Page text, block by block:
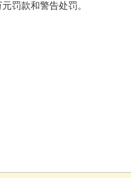
罚款和警告处罚。